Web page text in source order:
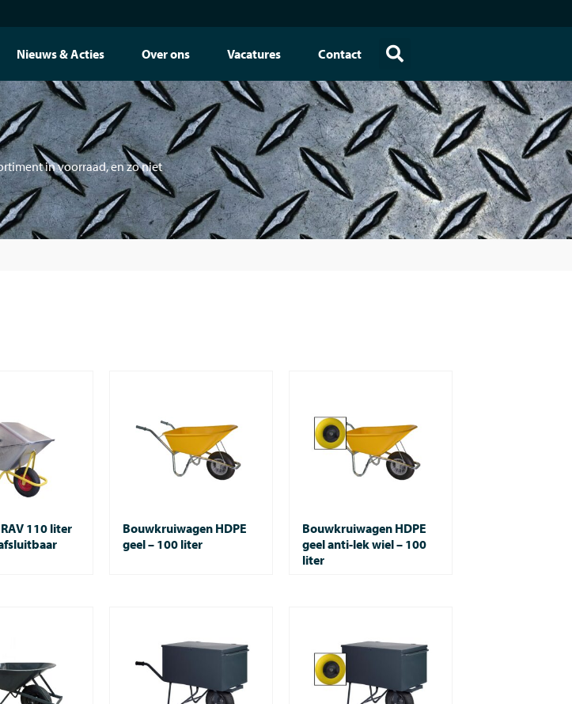
Nieuws & Acties Over ons Vacatures Contact
in voorraad, en zo niet
110 liter
Bouwkruiwagen HDPE
geel – 100 liter
Bouwkruiwagen HDPE
geel anti-lek wiel – 100
liter